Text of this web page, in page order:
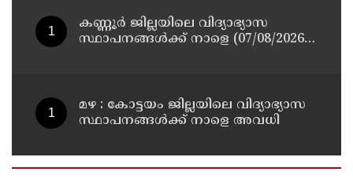
കണ്ണൂർ ജില്ലയിലെ വിദ്യാഭ്യാസ
സ്ഥാപനങ്ങള്‍ക്ക് നാളെ (07/08/2026),
മഴ : കോട്ടയം ജില്ലയിലെ വിദ്യാഭ്യാസ
സ്ഥാപനങ്ങൾക്ക് നാളെ അവധി